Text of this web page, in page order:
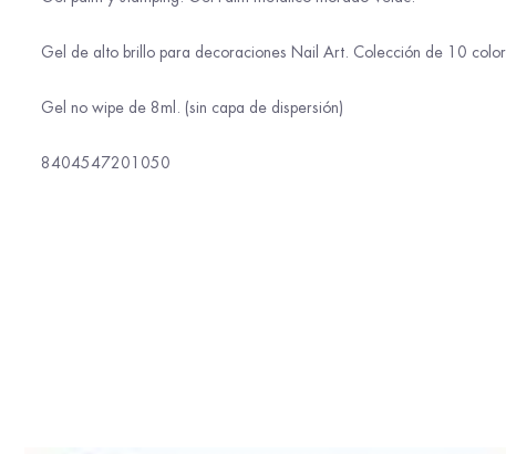
Gel de alto brillo para decoraciones Nail Art. Colección de 10
Gel no wipe de 8ml. (sin capa de dispersión)
8404547201050